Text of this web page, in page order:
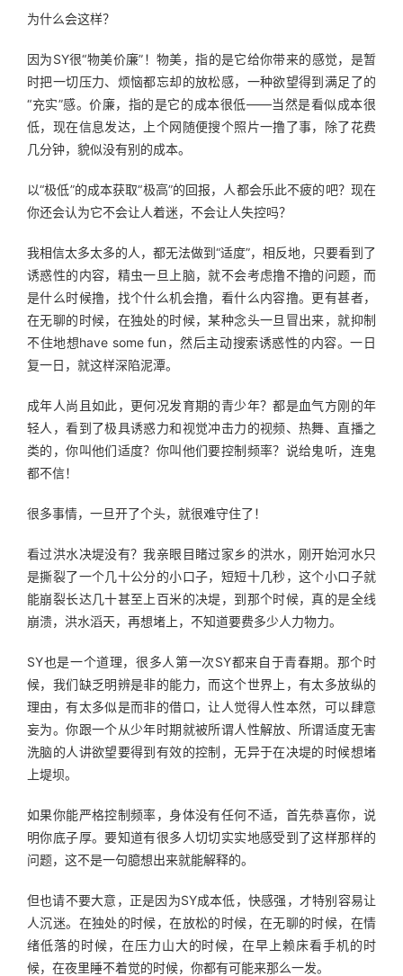
为什么会这样？
因为SY很“物美价廉”！物美，指的是它给你带来的感觉，是暂
时把一切压力、烦恼都忘却的放松感，一种欲望得到满足了的
“充实”感。价廉，指的是它的成本很低——当然是看似成本很
低，现在信息发达，上个网随便搜个照片一撸了事，除了花费
几分钟，貌似没有别的成本。
以“极低”的成本获取“极高”的回报，人都会乐此不疲的吧？现在
你还会认为它不会让人着迷，不会让人失控吗？
我相信太多太多的人，都无法做到“适度”，相反地，只要看到了
诱惑性的内容，精虫一旦上脑，就不会考虑撸不撸的问题，而
是什么时候撸，找个什么机会撸，看什么内容撸。更有甚者，
在无聊的时候，在独处的时候，某种念头一旦冒出来，就抑制
不住地想have some fun，然后主动搜索诱惑性的内容。一日
复一日，就这样深陷泥潭。
成年人尚且如此，更何况发育期的青少年？都是血气方刚的年
轻人，看到了极具诱惑力和视觉冲击力的视频、热舞、直播之
类的，你叫他们适度？你叫他们要控制频率？说给鬼听，连鬼
都不信！
很多事情，一旦开了个头，就很难守住了！
看过洪水决堤没有？我亲眼目睹过家乡的洪水，刚开始河水只
是撕裂了一个几十公分的小口子，短短十几秒，这个小口子就
能崩裂长达几十甚至上百米的决堤，到那个时候，真的是全线
崩溃，洪水滔天，再想堵上，不知道要费多少人力物力。
SY也是一个道理，很多人第一次SY都来自于青春期。那个时
候，我们缺乏明辨是非的能力，而这个世界上，有太多放纵的
理由，有太多似是而非的借口，让人觉得人性本然，可以肆意
妄为。你跟一个从少年时期就被所谓人性解放、所谓适度无害
洗脑的人讲欲望要得到有效的控制，无异于在决堤的时候想堵
上堤坝。
如果你能严格控制频率，身体没有任何不适，首先恭喜你，说
明你底子厚。要知道有很多人切切实实地感受到了这样那样的
问题，这不是一句臆想出来就能解释的。
但也请不要大意，正是因为SY成本低，快感强，才特别容易让
人沉迷。在独处的时候，在放松的时候，在无聊的时候，在情
绪低落的时候，在压力山大的时候，在早上赖床看手机的时
候，在夜里睡不着觉的时候，你都有可能来那么一发。